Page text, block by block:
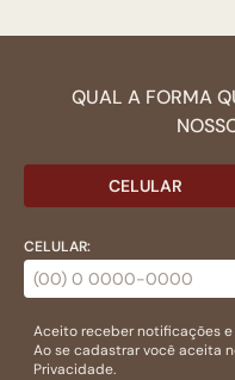
QUAL A FORMA
CELULAR
CELULAR:
Aceito receber notificações
Ao se cadastrar você aceita
Privacidade.